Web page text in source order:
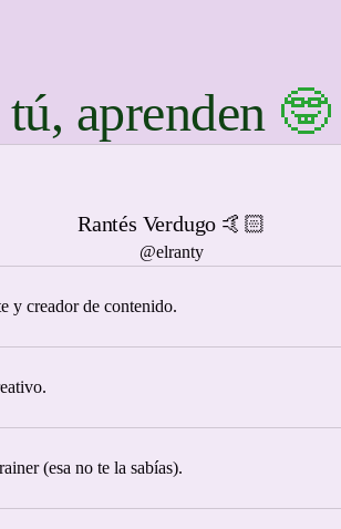
aprenden 🤓
Rantés Verdugo 🤙🏻
@elranty
y creador de contenido.
(esa no te la sabías).